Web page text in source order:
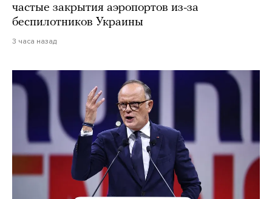
частые закрытия аэропортов из-за
беспилотников Украины
3 часа назад